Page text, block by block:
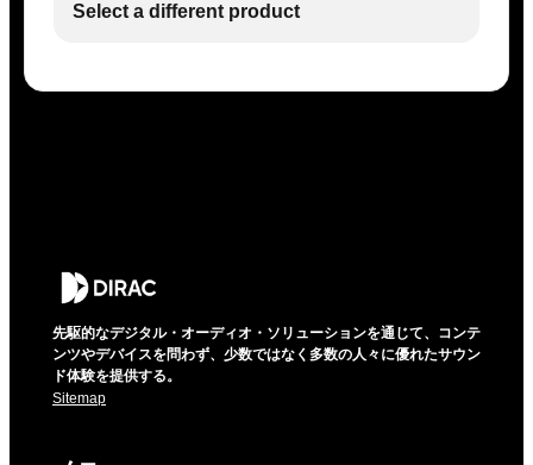
Select a different product
先駆的なデジタル・オーディオ・ソリューションを通じて、コンテ
ンツやデバイスを問わず、少数ではなく多数の人々に優れたサウン
ド体験を提供する。
Sitemap